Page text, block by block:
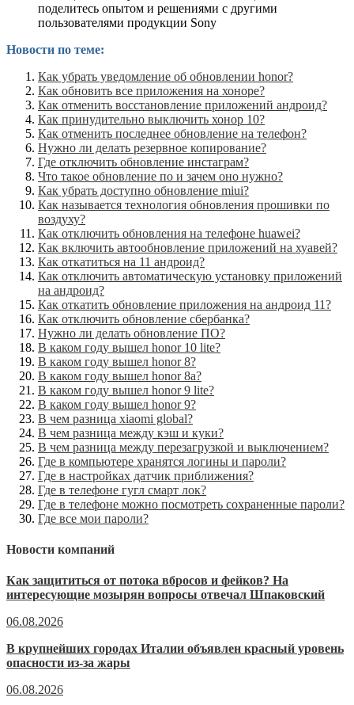
поделитесь опытом и решениями с другими
пользователями продукции Sony
Новости по теме:
Как убрать уведомление об обновлении honor?
Как обновить все приложения на хоноре?
Как отменить восстановление приложений андроид?
Как принудительно выключить хонор 10?
Как отменить последнее обновление на телефон?
Нужно ли делать резервное копирование?
Где отключить обновление инстаграм?
Что такое обновление по и зачем оно нужно?
Как убрать доступно обновление miui?
Как называется технология обновления прошивки по
воздуху?
Как отключить обновления на телефоне huawei?
Как включить автообновление приложений на хуавей?
Как откатиться на 11 андроид?
Как отключить автоматическую установку приложений
на андроид?
Как откатить обновление приложения на андроид 11?
Как отключить обновление сбербанка?
Нужно ли делать обновление ПО?
В каком году вышел honor 10 lite?
В каком году вышел honor 8?
В каком году вышел honor 8a?
В каком году вышел honor 9 lite?
В каком году вышел honor 9?
В чем разница xiaomi global?
В чем разница между кэш и куки?
В чем разница между перезагрузкой и выключением?
Где в компьютере хранятся логины и пароли?
Где в настройках датчик приближения?
Где в телефоне гугл смарт лок?
Где в телефоне можно посмотреть сохраненные пароли?
Где все мои пароли?
Новости компаний
Как защититься от потока вбросов и фейков? На
интересующие мозырян вопросы отвечал Шпаковский
06.08.2026
В крупнейших городах Италии объявлен красный уровень
опасности из-за жары
06.08.2026